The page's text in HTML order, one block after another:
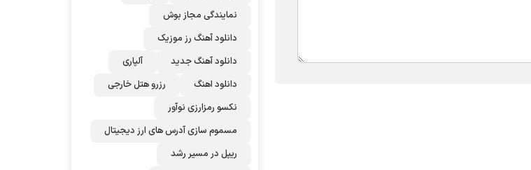
نمایندگی مجاز بوش
دانلود آهنگ رز‌ موزیک
دانلود آهنگ جدید
آلپاری
دانلود اهنگ
رزرو هتل خارجی
نکسو رمزارزی نوآور
مسموم سازی آدرس های ارز دیجیتال
ریپل در مسیر رشد